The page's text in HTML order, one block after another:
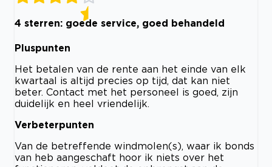
4 sterren: goede service, goed behandeld
Pluspunten
Het betalen van de rente aan het einde van elk
kwartaal is altijd precies op tijd, dat kan niet
beter. Contact met het personeel is goed, zijn
duidelijk en heel vriendelijk.
Verbeterpunten
Van de betreffende windmolen(s), waar ik bonds
van heb aangeschaft hoor ik niets over het